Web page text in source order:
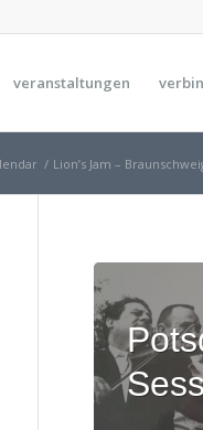
veranstaltungen
/ Lion’s Jam –